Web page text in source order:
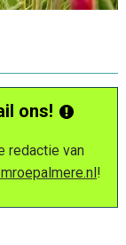
ons!
redactie van
!